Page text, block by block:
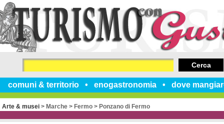
comuni & territorio enogastronomia dove
Cerca
Arte & musei > Marche > Fermo > Ponzano di Fermo